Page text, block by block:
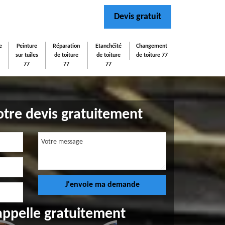
Devis gratuit
Peinture
sur tuiles
77
Réparation
de toiture
77
Etanchéité
de toiture
77
Changement
de toiture 77
devis gratuitement
gratuitement